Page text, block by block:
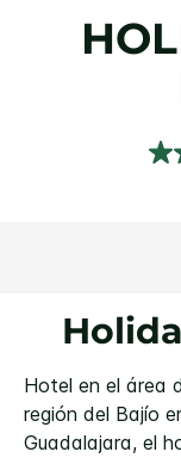
Hotel en el área
región del Bajío
Guadalajara, el